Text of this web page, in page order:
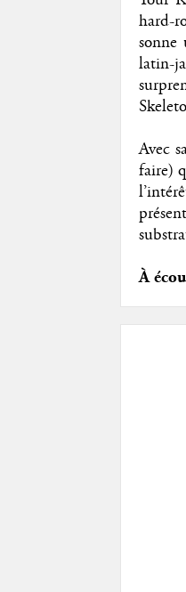
hard-
sonne
latin-
Avec
faire)
À